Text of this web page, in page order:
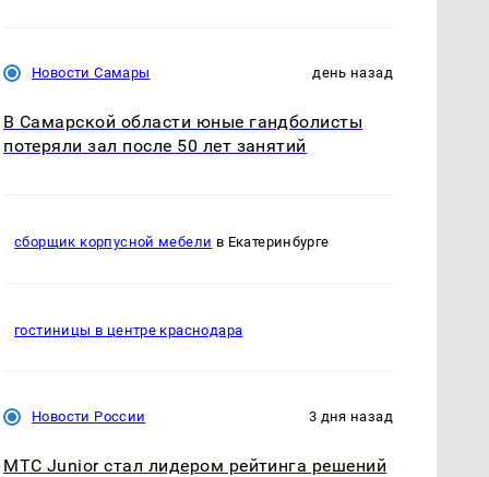
Новости Самары день назад
В Самарской области юные гандболисты
потеряли зал после 50 лет занятий
сборщик корпусной мебели в Екатеринбурге
гостиницы в центре краснодара
Новости России 3 дня назад
МТС Junior стал лидером рейтинга решений